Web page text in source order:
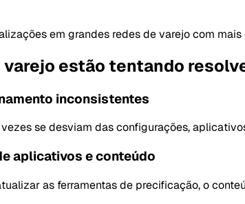
em grandes redes de varejo com
varejo estão tentando
inconsistentes
se desviam das configurações,
aplicativos e conteúdo
as ferramentas de precificação, o